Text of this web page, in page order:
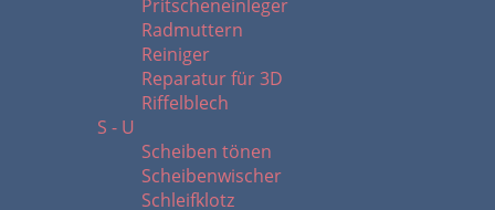
Pritscheneinleger
Radmuttern
Reiniger
Reparatur für 3D
Riffelblech
S - U
Scheiben tönen
Scheibenwischer
Schleifklotz